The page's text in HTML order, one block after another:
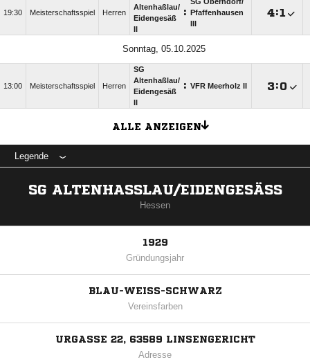
19:30 Meisterschaftsspiel Herren
Altenhaßlau/​
Eidengesäß
:
SG Oberndorf/​
Pfaffenhausen
:
Sonntag, 05.10.2025
13:00 Meisterschaftsspiel Herren
SG
Altenhaßlau/​
Eidengesäß
: VFR Meerholz II :
ALLE ANZEIGEN
Legende
SG ALTENHASSLAU/EIDENGESÄSS
Hessen
1929
Gründungsjahr
BLAU-WEISS-SCHWARZ
Vereinsfarben
URGASSE 22, 63589 LINSENGERICHT
Adresse